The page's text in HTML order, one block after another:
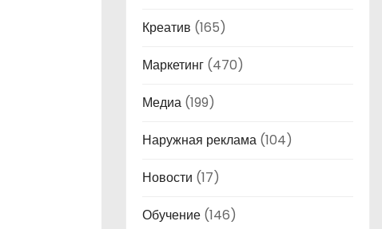
Креатив (165)
Маркетинг (470)
Медиа (199)
Наружная реклама (104)
Новости (17)
Обучение (146)